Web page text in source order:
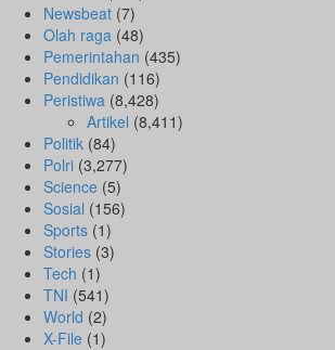
Newsbeat (7)
Olah raga (48)
Pemerintahan (435)
Pendidikan (116)
Peristiwa (8,428)
Artikel (8,411)
Politik (84)
Polri (3,277)
Science (5)
Sosial (156)
Sports (1)
Stories (3)
Tech (1)
TNI (541)
World (2)
X-File (1)